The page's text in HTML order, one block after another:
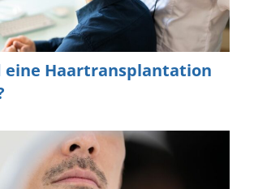
eine Haartransplantation